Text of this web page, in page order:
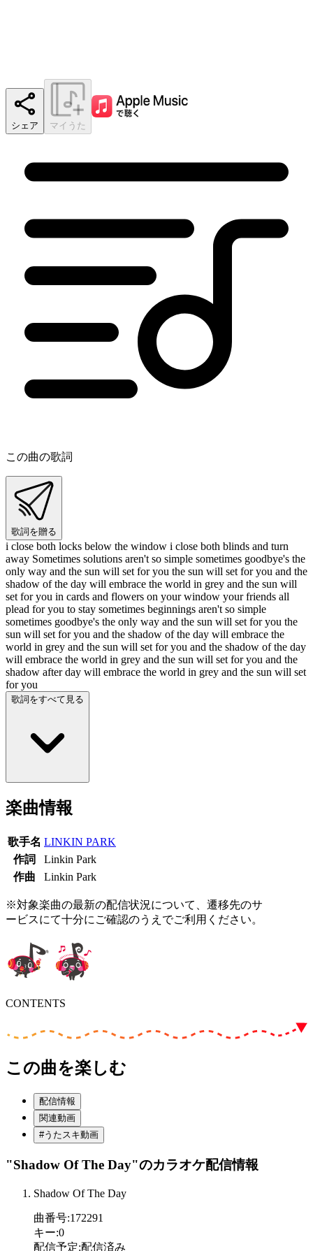
シェア マイうた
この曲の歌詞
歌詞を贈る
i close both locks below the window i close both blinds and turn
away Sometimes solutions aren't so simple sometimes goodbye's the
only way and the sun will set for you the sun will set for you and the
shadow of the day will embrace the world in grey and the sun will
set for you in cards and flowers on your window your friends all
plead for you to stay sometimes beginnings aren't so simple
sometimes goodbye's the only way and the sun will set for you the
sun will set for you and the shadow of the day will embrace the
world in grey and the sun will set for you and the shadow of the day
will embrace the world in grey and the sun will set for you and the
shadow after day will embrace the world in grey and the sun will set
for you
歌詞をすべて見る
楽曲情報
歌手名 LINKIN PARK
作詞
Linkin Park
作曲
Linkin Park
※対象楽曲の最新の配信状況について、遷移先のサ
ービスにて十分にご確認のうえでご利用ください。
CONTENTS
この曲を楽しむ
配信情報
関連動画
#うたスキ動画
"Shadow Of The Day"のカラオケ配信情報
Shadow Of The Day
曲番号:172291
キー:0
配信予定:配信済み